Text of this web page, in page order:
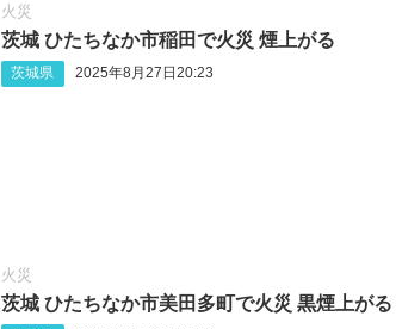
火災
茨城 ひたちなか市稲田で火災 煙上がる
茨城県 2025年8月27日20:23
火災
茨城 ひたちなか市美田多町で火災 黒煙上がる